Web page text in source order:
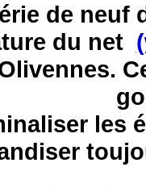
de neuf
du net
les